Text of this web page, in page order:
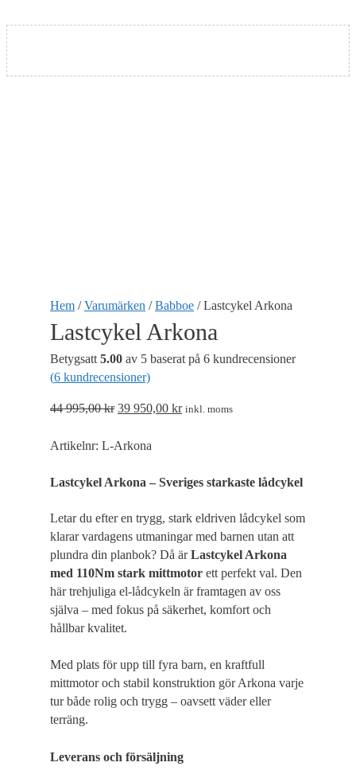
Hem /Varumärken /Babboe / Lastcykel Arkona
Lastcykel Arkona
Betygsatt5.00 av 5 baserat på 6 kundrecensioner
(6 kundrecensioner)
44 995,00kr Det
priset
44
39 950,00 krDet
39
inkl. moms
Artikelnr: L-Arkona
Lastcykel Arkona – Sveriges starkaste lådcykel
Letar du efter en trygg, stark eldriven lådcykel som
klarar vardagens utmaningar med barnen utan att
plundra din planbok? Då ärLastcykel Arkona
med 110Nm stark mittmotor ett perfekt val. Den
här trehjuliga el-lådcykeln är framtagen av oss
själva – med fokus på säkerhet, komfort och
hållbar kvalitet.
Med plats för upp till fyra barn, en kraftfull
mittmotor och stabil konstruktion gör Arkona varje
tur både rolig och trygg – oavsett väder eller
terräng.
Leverans och försäljning
webbplatsens
grundläggande
funktioner och
fungerar inte
på det avsedda
dem. Dessa
personligt
uppgifter.
Statistik
Statistik-cookies
används för att
förstå hur besökare
interagerar med
webbplatsen. Dessa
cookies hjälper till
att ge information
antal besökare,
avvisningsfrekvens,
trafikkälla etc.
Upplevelse-cookies